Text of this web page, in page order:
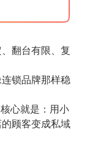
翻台有限、复
锁品牌那样稳
心就是：用小
顾客变成私域